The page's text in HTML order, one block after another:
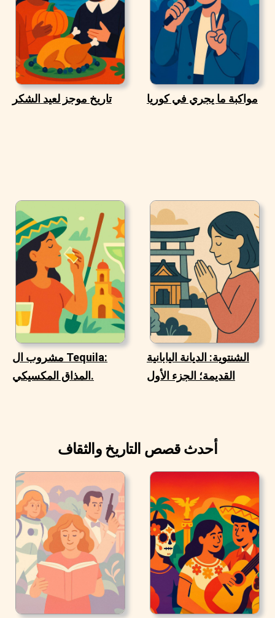
تاريخ موجز لعيد الشكر مواكبة ما يجري في كوريا
مشروب ال Tequila:
المذاق المكسيكي.
الشنتوية: الديانة اليابانية
القديمة؛ الجزء الأول
أحدث قصص التاريخ والثقاف